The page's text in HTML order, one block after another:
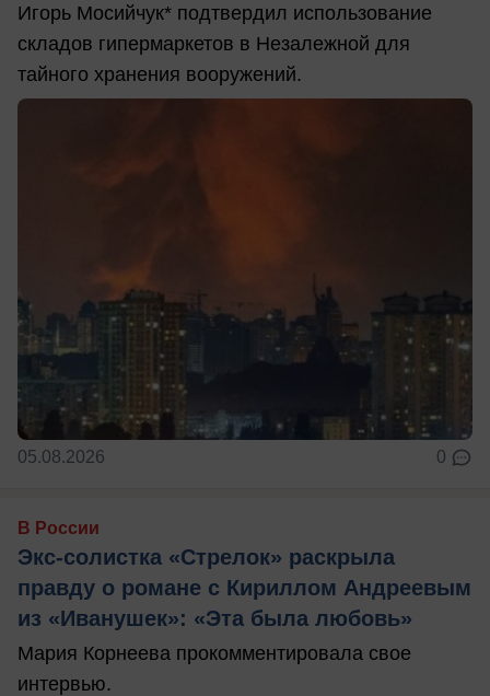
Игорь Мосийчук* подтвердил использование
складов гипермаркетов в Незалежной для
тайного хранения вооружений.
05.08.2026 0
В России
Экс-солистка «Стрелок» раскрыла
правду о романе с Кириллом Андреевым
из «Иванушек»: «Эта была любовь»
Мария Корнеева прокомментировала свое
интервью.